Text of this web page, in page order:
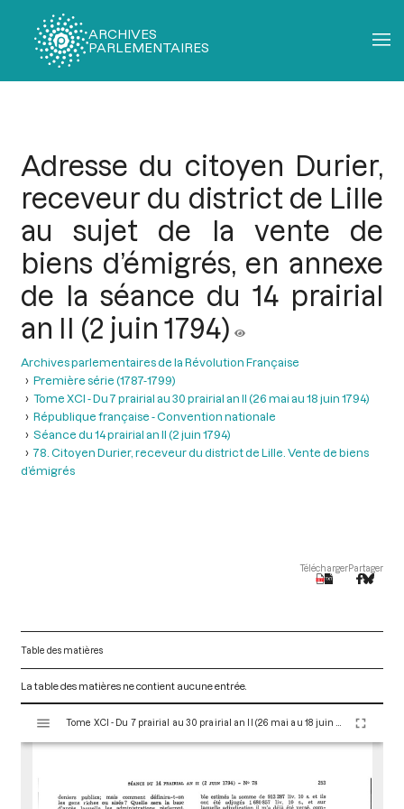
ARCHIVES
PARLEMENTAIRES
Adresse du citoyen Durier,
receveur du district de Lille
au sujet de la vente de
biens d’émigrés, en annexe
de la séance du 14 prairial
an II (2 juin 1794)
Archives parlementaires de la Révolution Française
Première série (1787-1799)
Tome XCI - Du 7 prairial au 30 prairial an II (26 mai au 18 juin 1794)
République française - Convention nationale
Séance du 14 prairial an II (2 juin 1794)
78. Citoyen Durier, receveur du district de Lille. Vente de biens
d’émigrés
TéléchargerPartager
Table des matières
La table des matières ne contient aucune entrée.
s